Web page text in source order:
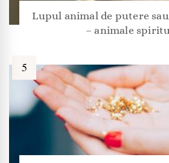
Lupul animal de putere
– animale